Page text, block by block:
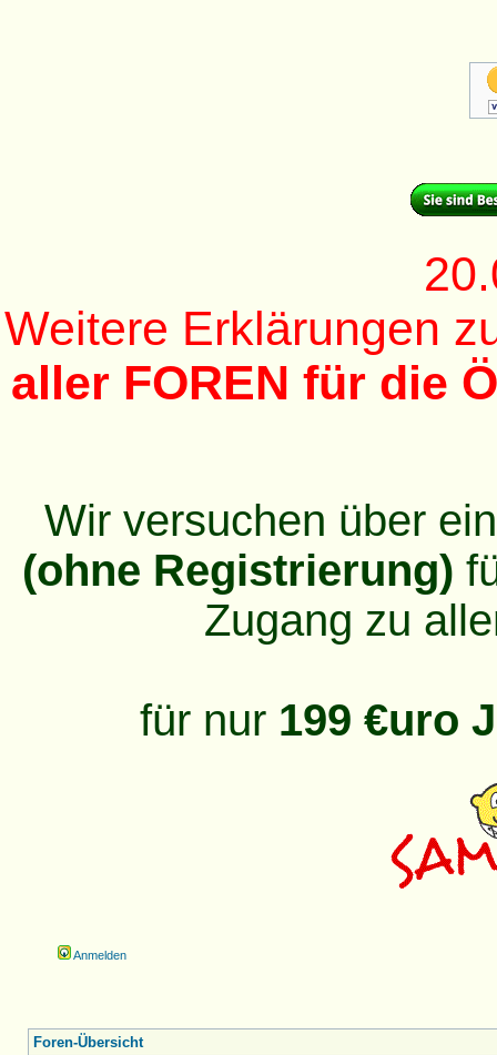
Weitere Erklärungen
aller FOREN für die
Wir versuchen über
(ohne Registrierung)
Zugang zu
für nur 199 €uro
Anmelden
Foren-Übersicht